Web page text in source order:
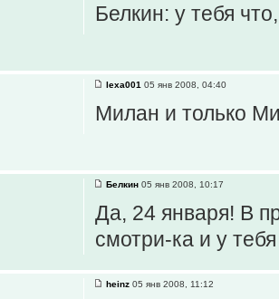
Белкин: у тебя
lexa001 05 янв 2008, 04:40
Милан и только
Белкин 05 янв 2008, 10:17
Да, 24 января! В
смотри-ка и у
heinz 05 янв 2008, 11:12